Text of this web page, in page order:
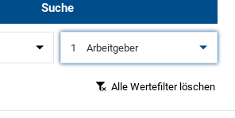
Suche
1 Arbeitgeber
Alle Wertefilter löschen